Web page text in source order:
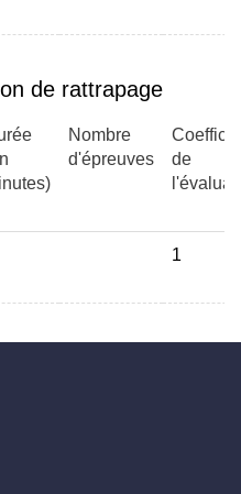
de rattrapage
Nombre
d'épreuves
de
1